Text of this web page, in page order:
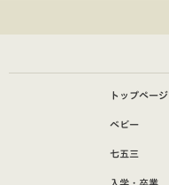
トップページ
ベビー
七五三
入学・卒業